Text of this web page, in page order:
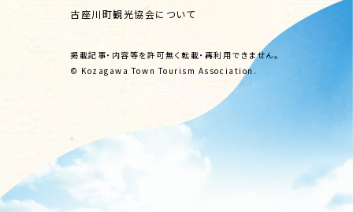
古座川町観光協会について
掲載記事・内容等を許可無く転載・再利用できません。
© Kozagawa Town Tourism Association.